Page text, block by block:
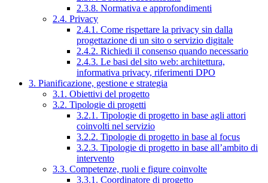
2.3.8. Normativa e approfondimenti
2.4. Privacy
2.4.1. Come rispettare la privacy sin dalla
progettazione di un sito o servizio digitale
2.4.2. Richiedi il consenso quando necessario
2.4.3. Le basi del sito web: architettura,
informativa privacy, riferimenti DPO
3. Pianificazione, gestione e strategia
3.1. Obiettivi del progetto
3.2. Tipologie di progetti
3.2.1. Tipologie di progetto in base agli attori
coinvolti nel servizio
3.2.2. Tipologie di progetto in base al focus
3.2.3. Tipologie di progetto in base all’ambito di
intervento
3.3. Competenze, ruoli e figure coinvolte
3.3.1. Coordinatore di progetto